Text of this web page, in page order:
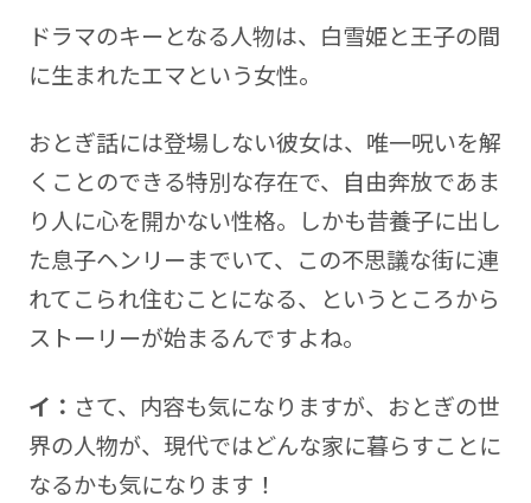
ドラマのキーとなる人物は、白雪姫と王子の間
に生まれたエマという女性。
おとぎ話には登場しない彼女は、唯一呪いを解
くことのできる特別な存在で、自由奔放であま
り人に心を開かない性格。しかも昔養子に出し
た息子ヘンリーまでいて、この不思議な街に連
れてこられ住むことになる、というところから
ストーリーが始まるんですよね。
イ： さて、内容も気になりますが、おとぎの世
界の人物が、現代ではどんな家に暮らすことに
なるかも気になります！